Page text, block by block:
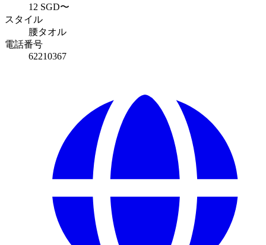
12 SGD〜
スタイル
腰タオル
電話番号
62210367